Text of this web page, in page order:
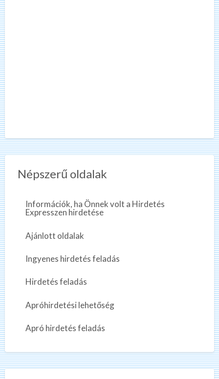
Népszerű oldalak
Információk, ha Önnek volt a Hirdetés
Expresszen hirdetése
Ajánlott oldalak
Ingyenes hirdetés feladás
Hirdetés feladás
Apróhirdetési lehetőség
Apró hirdetés feladás